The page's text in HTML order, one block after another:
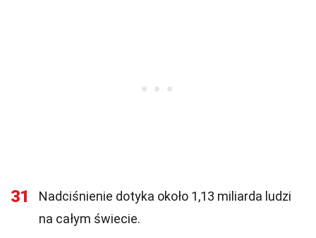
31
Nadciśnienie dotyka około 1,13 miliarda ludzi
na całym świecie.